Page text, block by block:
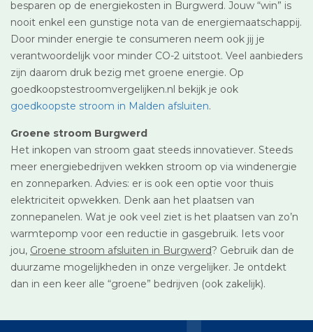
besparen op de energiekosten in Burgwerd. Jouw “win” is
nooit enkel een gunstige nota van de energiemaatschappij.
Door minder energie te consumeren neem ook jij je
verantwoordelijk voor minder CO-2 uitstoot. Veel aanbieders
zijn daarom druk bezig met groene energie. Op
goedkoopstestroomvergelijken.nl bekijk je ook
goedkoopste stroom in Malden afsluiten.
Groene stroom Burgwerd
Het inkopen van stroom gaat steeds innovatiever. Steeds
meer energiebedrijven wekken stroom op via windenergie
en zonneparken. Advies: er is ook een optie voor thuis
elektriciteit opwekken. Denk aan het plaatsen van
zonnepanelen. Wat je ook veel ziet is het plaatsen van zo’n
warmtepomp voor een reductie in gasgebruik. Iets voor
jou, Groene stroom afsluiten in Burgwerd? Gebruik dan de
duurzame mogelijkheden in onze vergelijker. Je ontdekt
dan in een keer alle “groene” bedrijven (ook zakelijk).